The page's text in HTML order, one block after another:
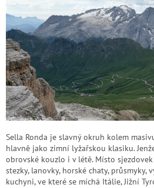
Sella Ronda je slavný okruh kolem
hlavně jako zimní lyžařskou klasiku.
obrovské kouzlo i v létě. Místo
stezky, lanovky, horské chaty, průsmyky,
kuchyni, ve které se míchá Itálie, Jižní